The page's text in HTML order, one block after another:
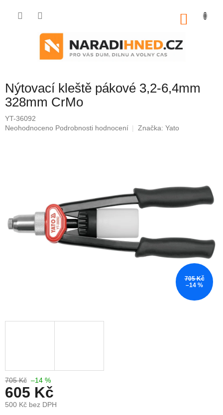
Nýtovací kleště pákové 3,2-6,4mm
328mm CrMo
YT-36092
Průměrné
Neohodnoceno Podrobnosti hodnocení Značka: Yato
705 Kč
–14 %
705 Kč –14 %
605 Kč
500 Kč bez DPH